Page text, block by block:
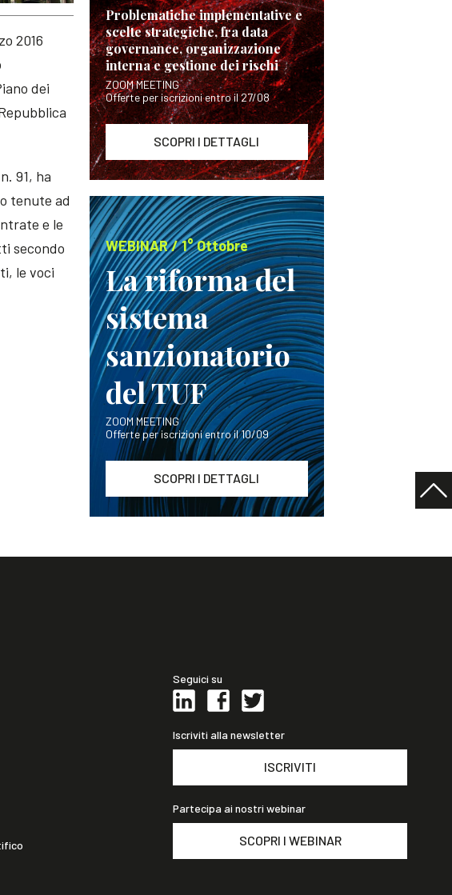
2016
dei
91, ha
tenute ad
e le
secondo
le voci
Problematiche implementative e
scelte strategiche, fra data
governance, organizzazione
interna e gestione dei rischi
ZOOM MEETING
Offerte per iscrizioni entro il 27/08
SCOPRI I DETTAGLI
WEBINAR / 1° Ottobre
La riforma del
sistema
sanzionatorio
del TUF
ZOOM MEETING
Offerte per iscrizioni entro il 10/09
SCOPRI I DETTAGLI
Seguici su
Iscriviti alla newsletter
ISCRIVITI
Partecipa ai nostri webinar
SCOPRI I WEBINAR